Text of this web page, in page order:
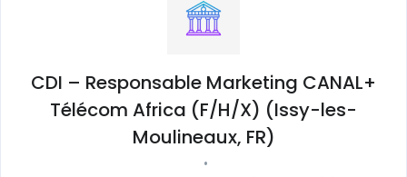
CDI – Responsable Marketing CANAL+
Télécom Africa (F/H/X) (Issy-les-
Moulineaux, FR)
•